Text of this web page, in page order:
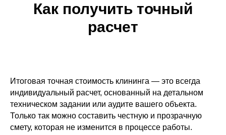
Как получить точный
расчет
Итоговая точная стоимость клининга — это всегда
индивидуальный расчет, основанный на детальном
техническом задании или аудите вашего объекта.
Только так можно составить честную и прозрачную
смету, которая не изменится в процессе работы.